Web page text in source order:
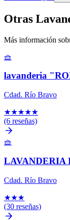
Otras
Más información
🧺
lavanderia
Cdad. Río Bravo
★★★★★
(6 reseñas)
🧺
LAVANDERIA
Cdad. Río Bravo
★★★
(30 reseñas)